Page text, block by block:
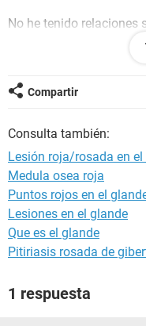
No he tenido relaciones
años, tengo 32 años y
Estoy bastante
cita médica por mis
Tengo una foto directa
enlace:
http://
FpzjxKc60Vab8O2D-
Muchas gracias de
Compartir
Consulta también:
Lesión roja/rosada en el
Medula osea roja
Puntos rojos en el
Lesiones en el glande
Que es el glande
Pitiriasis rosada de
1 respuesta